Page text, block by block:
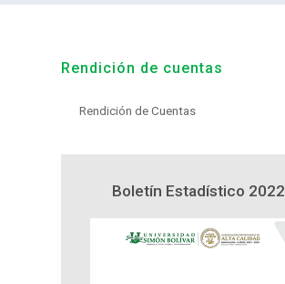
Rendición de cuentas
Rendición de Cuentas
Boletín Estadístico 2022